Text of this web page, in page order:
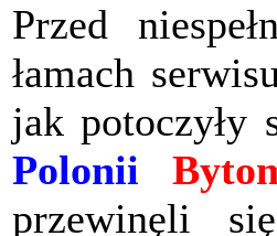
Przed
łamach
jak potoczyły
Polonii
przewinęli